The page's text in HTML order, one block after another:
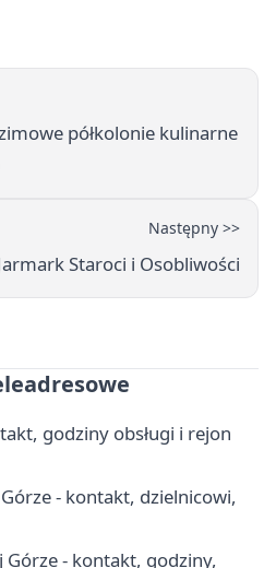
półkolonie kulinarne
Następny >>
Staroci i Osobliwości
godziny obsługi i rejon
- kontakt, dzielnicowi,
Górze - kontakt, godziny,